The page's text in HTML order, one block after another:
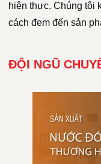
hiện thực. Chúng tôi
cách đem đến sản
ĐỘI NGŨ